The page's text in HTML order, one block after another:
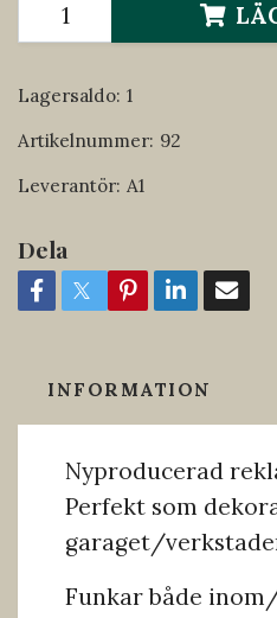
Lagersaldo: 1
Artikelnummer: 92
Leverantör: A1
Dela
INFORMATION
Nyproducerad
Perfekt som
garaget/
Funkar både